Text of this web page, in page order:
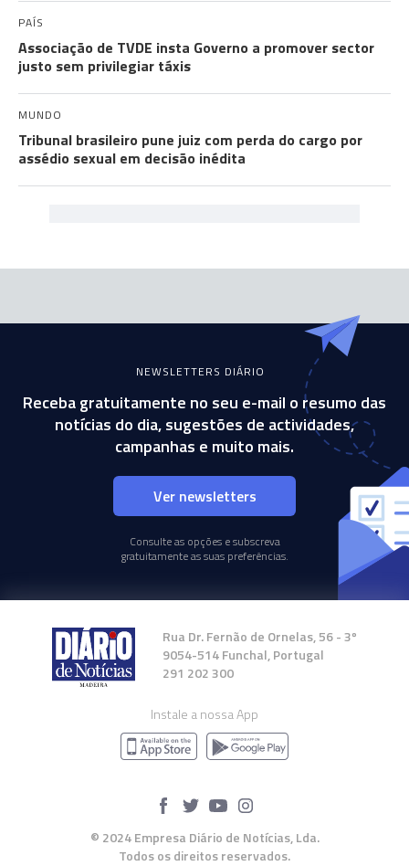
PAÍS
Associação de TVDE insta Governo a promover sector
justo sem privilegiar táxis
MUNDO
Tribunal brasileiro pune juiz com perda do cargo por
assédio sexual em decisão inédita
NEWSLETTERS DIÁRIO
Receba gratuitamente no seu e-mail o resumo das
notícias do dia, sugestões de actividades,
campanhas e muito mais.
Ver newsletters
Consulte as opções e subscreva
gratuitamente as suas preferências.
Rua Dr. Fernão de Ornelas, 56 - 3º
9054-514 Funchal, Portugal
291 202 300
Instale a nossa App
© 2024 Empresa Diário de Notícias, Lda.
Todos os direitos reservados.